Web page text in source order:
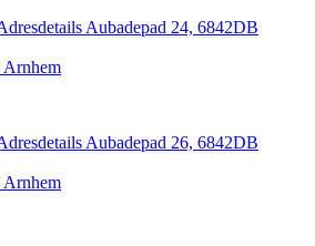
Aubadepad 24, 6842DB
Arnhem
Aubadepad 26, 6842DB
Arnhem